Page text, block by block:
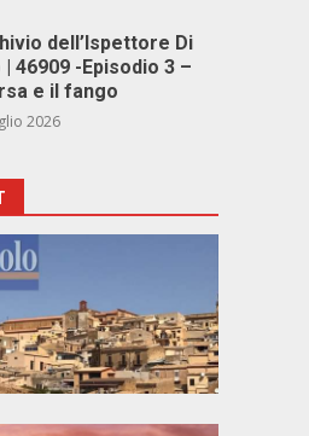
dell’Ispettore Di
| 46909 -Episodio 3 –
e il fango
2026